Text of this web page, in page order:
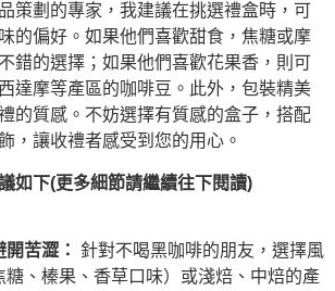
策劃的專家，我建議在挑選禮盒時，可
的偏好。如果他們喜歡甜食，焦糖或摩
錯的選擇；如果他們喜歡花果香，則可
達摩等產區的咖啡豆。此外，包裝精美
的質感。不妨選擇有質感的盒子，搭配
，讓收禮者感受到您的用心。
如下(更多細節請繼續往下閱讀)
苦澀：
針對不喝黑咖啡的朋友，選擇風
糖、榛果、香草口味）或淺焙、中焙的產